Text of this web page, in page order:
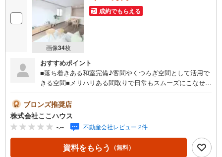
画像34枚
成約でもらえる
おすすめポイント
■落ち着きある和室完備♪客間やくつろぎ空間として活用で
きる空間■メリハリある間取りで日常もスムーズにこなせる
際に足を運んで頂くと、日当たりや周辺の雰囲気などもよ
く分かります♪ 見学のご希望は、希望日時をお知らせいた
だくだけでOKです！＝＝＝＝＝＝＝＝＝＝＝＝＝＝＝＝＝
＝＝＝＝＝＝＝＝＝＝＝＝＝＝＝＝【営業時間 9:00-20:0
0】定休日:年中無休上記時間はお電話が繋がりやすくなっ
ております。ぜひお気軽にご連絡下さい！現地を見学され
ブロンズ推奨店
株式会社ここハウス
-.-- 不動産会社レビュー 2件
資料をもらう （無料）